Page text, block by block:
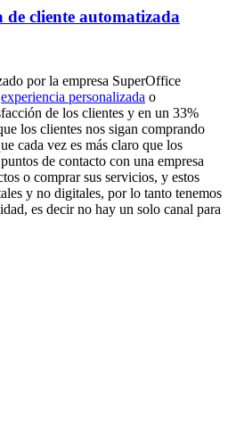
de cliente automatizada
por la empresa SuperOffice
experiencia personalizada o
de los clientes y en un 33%
los clientes nos sigan comprando
cada vez es más claro que los
de contacto con una empresa
o comprar sus servicios, y estos
y no digitales, por lo tanto tenemos
es decir no hay un solo canal para